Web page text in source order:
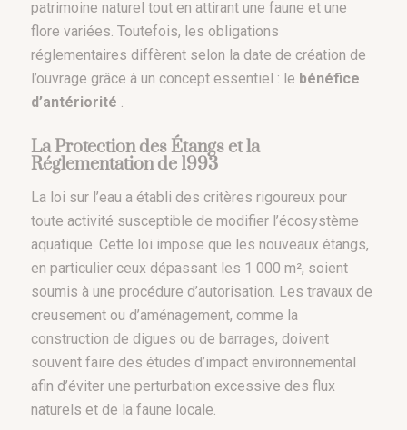
patrimoine naturel tout en attirant une faune et une
flore variées. Toutefois, les obligations
réglementaires diffèrent selon la date de création de
l’ouvrage grâce à un concept essentiel : le bénéfice
d’antériorité .
La Protection des Étangs et la
Réglementation de 1993
La loi sur l’eau a établi des critères rigoureux pour
toute activité susceptible de modifier l’écosystème
aquatique. Cette loi impose que les nouveaux étangs,
en particulier ceux dépassant les 1 000 m², soient
soumis à une procédure d’autorisation. Les travaux de
creusement ou d’aménagement, comme la
construction de digues ou de barrages, doivent
souvent faire des études d’impact environnemental
afin d’éviter une perturbation excessive des flux
naturels et de la faune locale.